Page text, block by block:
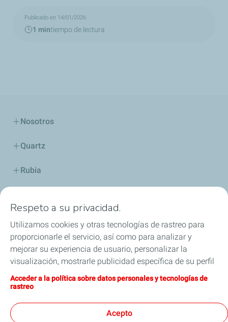
Publicado en 14/01/2026
1 mintiempo de lectura
Nosotros
Quartz
Rubia
Lubricantes y especialidades
Distribuidores
TWC
Competición
Respeto a su privacidad.
Utilizamos cookies y otras tecnologías de rastreo para
proporcionarle el servicio, así como para analizar y
mejorar su experiencia de usuario, personalizar la
visualización, mostrarle publicidad específica de su perfil
en este sitio y en nuestros sitios asociados, y permitirle
compartir nuestro contenido en las redes sociales. Puede
momento haciendo clic en el botón «Gérer mes cookies»
Acceder a la política sobre datos personales y tecnologías de
rastreo
Acepto